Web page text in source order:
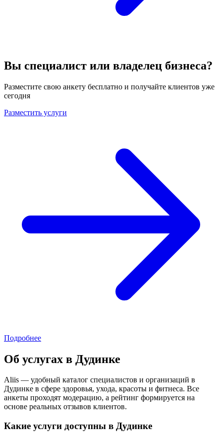
Вы специалист или владелец бизнеса?
Разместите свою анкету бесплатно и получайте клиентов уже
сегодня
Разместить услуги
Подробнее
Об услугах в Дудинке
Aliis — удобный каталог специалистов и организаций в
Дудинке в сфере здоровья, ухода, красоты и фитнеса. Все
анкеты проходят модерацию, а рейтинг формируется на
основе реальных отзывов клиентов.
Какие услуги доступны в Дудинке